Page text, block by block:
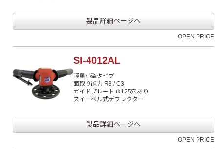
製品詳細ページへ
OPEN PRICE
SI-4012AL
軽量小型タイプ
面取り能力 R3 / C3
ガイドプレート Φ125穴あり
スイーベル式デフレクター
製品詳細ページへ
OPEN PRICE